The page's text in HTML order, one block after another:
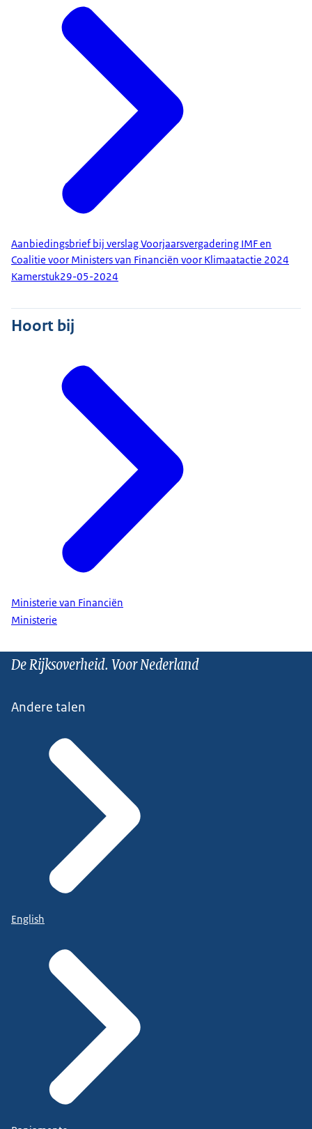
Aanbiedingsbrief bij verslag Voorjaarsvergadering IMF en
Coalitie voor Ministers van Financiën voor Klimaatactie 2024
Kamerstuk29-05-2024
Hoort bij
Ministerie van Financiën
Ministerie
De Rijksoverheid. Voor Nederland
Andere talen
English